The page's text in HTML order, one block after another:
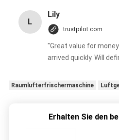
L
Lily
trustpilot.com
"Great value for
arrived quickly. Will
Raumlufterfrischermaschine
Erhalten Sie den